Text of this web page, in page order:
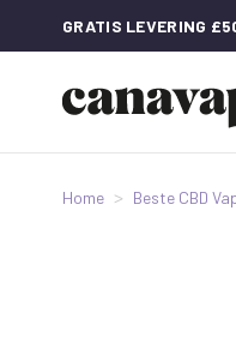
GRATIS LEVERING
Home Beste CBD